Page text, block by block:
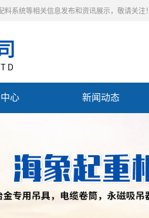
料系统等相关信息发布和资讯展示，敬请关注！
心 新闻动态